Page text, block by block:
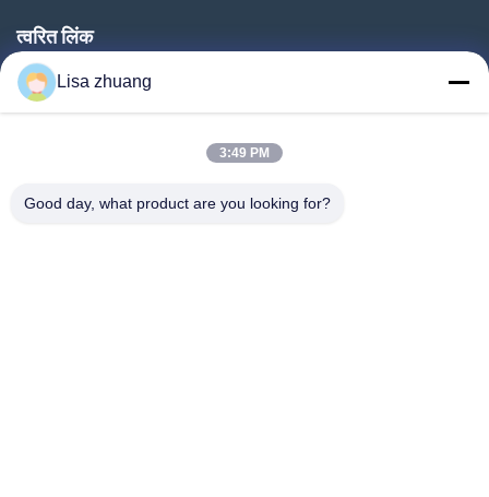
त्वरित लिंक
घर
उत्पादों
हमारे बारे में
Lisa zhuang
3:49 PM
Good day, what product are you looking for?